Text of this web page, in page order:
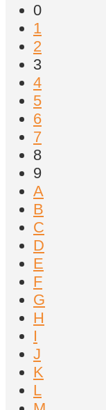
0
1
2
3
4
5
6
7
8
9
A
B
C
D
E
F
G
H
I
J
K
L